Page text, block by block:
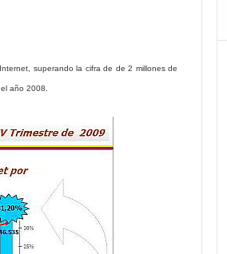
superando la cifra de de 2 millones de
año 2008.